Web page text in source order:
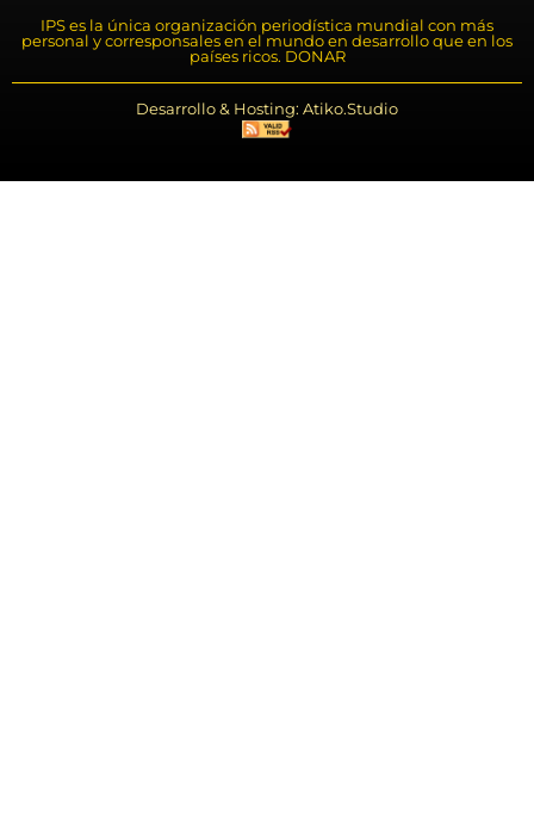
IPS es la única organización periodística mundial con más
personal y corresponsales en el mundo en desarrollo que en los
países ricos. DONAR
Desarrollo & Hosting: Atiko.Studio